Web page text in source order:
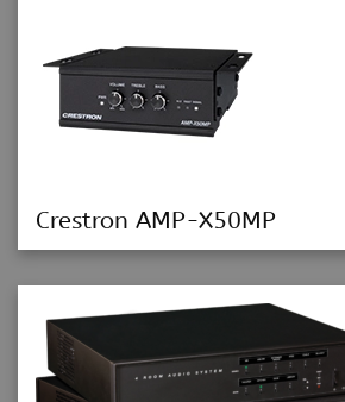
Crestron AMP-X50MP